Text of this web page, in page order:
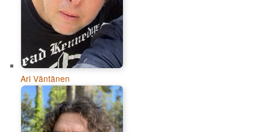
Ari Väntänen